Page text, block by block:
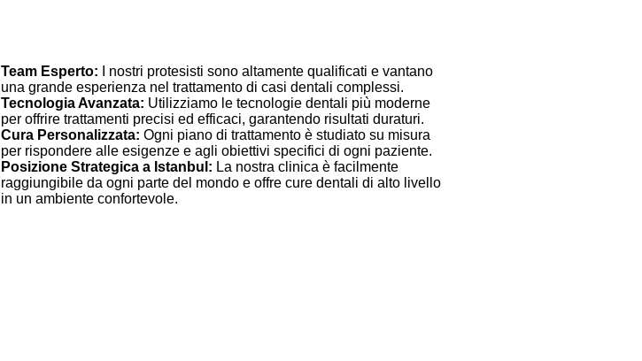
Team Esperto: I nostri protesisti sono altamente qualificati e vantano
una grande esperienza nel trattamento di casi dentali complessi.
Tecnologia Avanzata: Utilizziamo le tecnologie dentali più moderne
per offrire trattamenti precisi ed efficaci, garantendo risultati duraturi.
Cura Personalizzata: Ogni piano di trattamento è studiato su misura
per rispondere alle esigenze e agli obiettivi specifici di ogni paziente.
Posizione Strategica a Istanbul: La nostra clinica è facilmente
raggiungibile da ogni parte del mondo e offre cure dentali di alto livello
in un ambiente confortevole.